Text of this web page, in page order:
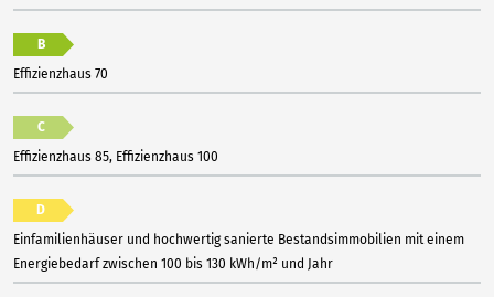
B
Effizienzhaus 70
C
Effizienzhaus 85, Effizienzhaus 100
D
Einfamilienhäuser und hochwertig sanierte Bestandsimmobilien mit einem
Energiebedarf zwischen 100 bis 130 kWh/m² und Jahr